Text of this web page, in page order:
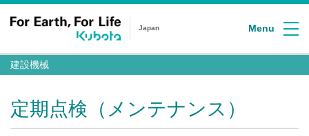
Japan Menu
建設機械
定期点検（メンテナンス）